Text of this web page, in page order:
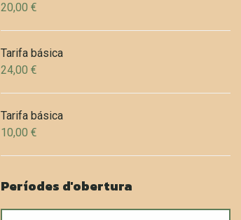
20,00 €
Tarifa básica
24,00 €
Tarifa básica
10,00 €
Períodes d'obertura